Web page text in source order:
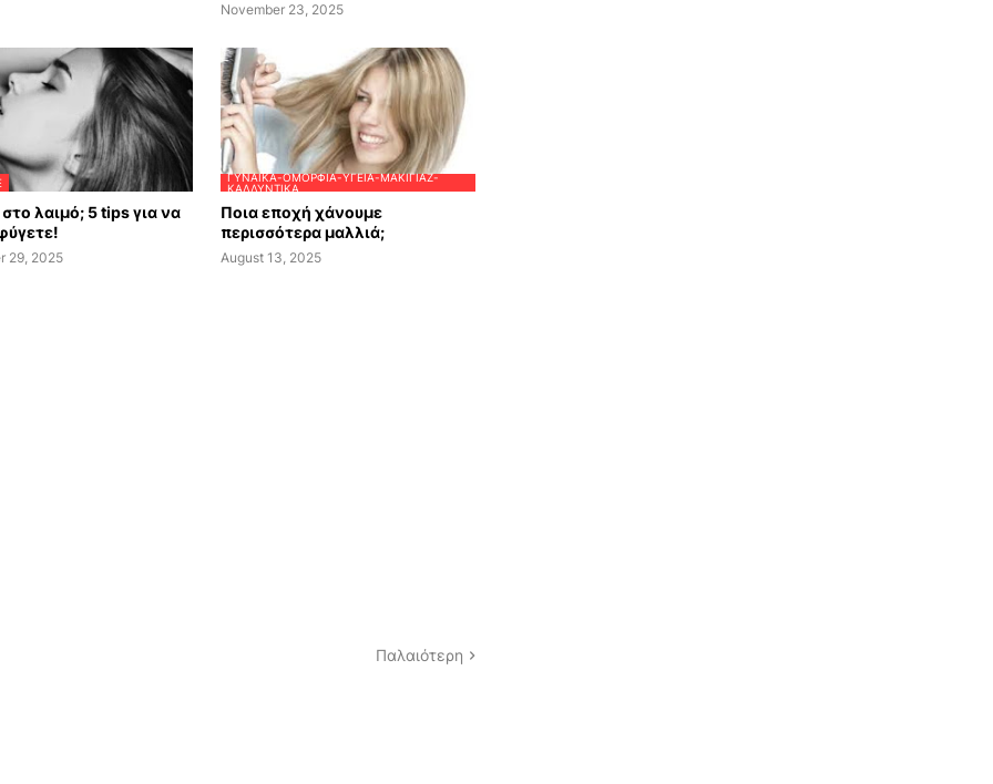
November 23, 2025
στο λαιμό; 5 tips για να
29, 2025
ΓΥΝΑΊΚΑ-ΟΜΟΡΦΙΆ-ΥΓΕΊΑ-ΜΑΚΙΓΙΆΖ-
ΚΑΛΛΥΝΤΙΚΆ
Ποια εποχή χάνουμε
περισσότερα μαλλιά;
August 13, 2025
Παλαιότερη